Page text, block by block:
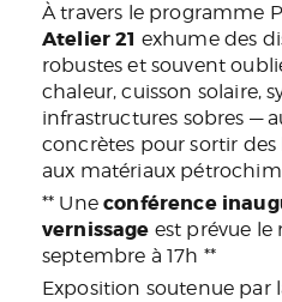
À travers le programme
Atelier 21 exhume des
robustes et souvent
chaleur, cuisson solaire,
infrastructures sobres —
concrètes pour sortir
aux matériaux
** Uneconférence
vernissage est prévue le
septembre à 17h **
Exposition soutenue par